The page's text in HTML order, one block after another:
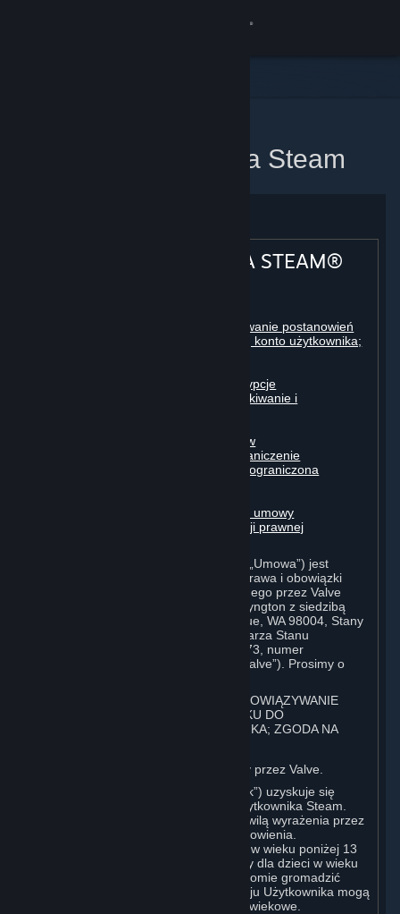
Umowa użytkownika Steam
UMOWA UŻYTKOWNIKA STEAM®
Rejestracja użytkownika; obowiązywanie postanowień
umowy w stosunku do użytkownika; konto użytkownika;
Rozliczenia, płatności i inne subskrypcje
Zasady postępowania w sieci, oszukiwanie i
Treści tworzone przez użytkowników
Wyłączenia odpowiedzialności; ograniczenie
odpowiedzialności; brak gwarancji; ograniczona
Okres obowiązywania i rozwiązanie umowy
Prawo właściwe/koszty reprezentacji prawnej
Niniejsza Umowa Użytkownika Steam („Umowa”) jest
dokumentem prawnym, który określa prawa i obowiązki
użytkownika serwisu Steam prowadzonego przez Valve
Corporation, spółkę prawa stanu Waszyngton z siedzibą
pod adresem 10400 NE 4th St., Bellevue, WA 98004, Stany
Zjednoczone, zarejestrowaną u Sekretarza Stanu
Waszyngton pod numerem 60 22 90 773, numer
identyfikacyjny VAT EU 8260 00671 („Valve”). Prosimy o
1. REJESTRACJA UŻYTKOWNIKA; OBOWIĄZYWANIE
POSTANOWIEŃ UMOWY W STOSUNKU DO
UŻYTKOWNIKA; KONTO UŻYTKOWNIKA; ZGODA NA
Steam to serwis internetowy oferowany przez Valve.
Status użytkownika Steam („Użytkownik”) uzyskuje się
poprzez dokonanie rejestracji konta użytkownika Steam.
Niniejsza Umowa wchodzi w życie z chwilą wyrażenia przez
Użytkownika zgody na niniejsze postanowienia.
Użytkownikiem nie może zostać osoba w wieku poniżej 13
lat. Serwis Steam nie jest przeznaczony dla dzieci w wieku
poniżej 13 lat, a Valve nie będzie świadomie gromadzić
danych osobowych takich dzieci. W kraju Użytkownika mogą
obowiązywać dodatkowe ograniczenia wiekowe.